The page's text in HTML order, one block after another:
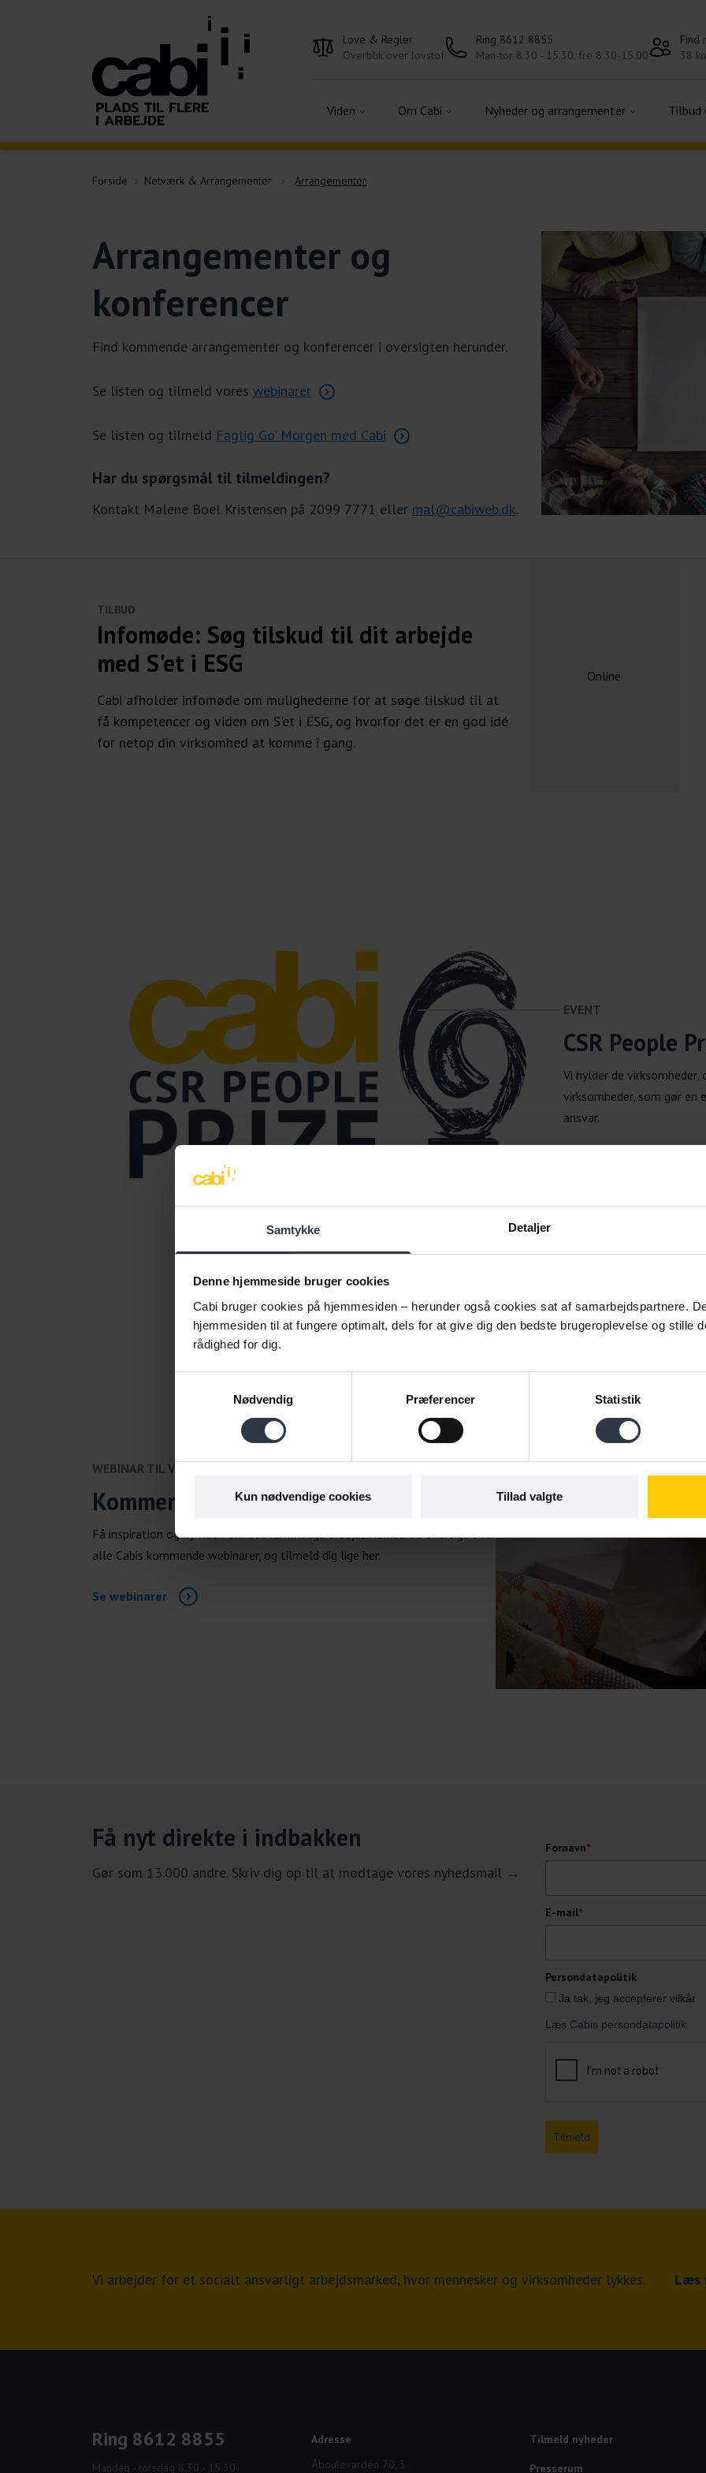
Samtykke Detaljer
Denne hjemmeside bruger cookies
Cabi bruger cookies på hjemmesiden – herunder også cookies sat af samarbejdspartnere.
hjemmesiden til at fungere optimalt, dels for at give dig den bedste brugeroplevelse og stille
rådighed for dig.
Nødvendig
Præferencer Statistik
Kun nødvendige cookies Tillad valgte
Love & Regler
Overblik over lovstof
Ring 8612 8855
Man-tor 8.30 - 15.30, fre 8.30-15.00
Find
38
Viden Om Cabi Nyheder og arrangementer
Forside Netværk & Arrangementer Arrangementer
Arrangementer og
konferencer
Find kommende arrangementer og konferencer i oversigten herunder.
Se listen og tilmeld vores webinarer
Se listen og tilmeld Faglig Go' Morgen med Cabi
Har du spørgsmål til tilmeldingen?
Kontakt Malene Boel Kristensen på 2099 7771 eller mal@cabiweb.dk.
TILBUD
Infomøde: Søg tilskud til dit arbejde
med S'et i ESG
Cabi afholder infomøde om mulighederne for at søge tilskud til at
få kompetencer og viden om S'et i ESG, og hvorfor det er en god idé
for netop din virksomhed at komme i gang.
Online
EVENT
CSR People
Vi hylder de
virksomheder, som gør
ansvar.
WEBINAR TIL VIRKSOMHEDER
Kommende webinarer
Få inspiration og ny viden om det rummelige arbejdsmarked. Se oversigt over
alle Cabis kommende webinarer, og tilmeld dig lige her.
Se webinarer
Få nyt direkte i indbakken
Gør som 13.000 andre. Skriv dig op til at modtage vores nyhedsmail →
Fornavn*
E-mail*
Persondatapolitik
Ja tak, jeg accepterer vilkår
Læs Cabis persondatapolitik
Tilmeld
Vi arbejder for et socialt ansvarligt arbejdsmarked, hvor mennesker og virksomheder lykkes. Læs
Ring 8612 8855
Mandag - torsdag 8.30 - 15.30
Adresse
Åboulevarden 70, 3
Tilmeld nyheder
Presserum